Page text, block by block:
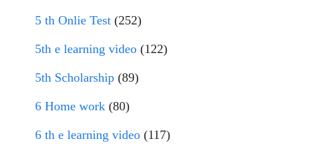
5 th Onlie Test (252)
5th e learning video (122)
5th Scholarship (89)
6 Home work (80)
6 th e learning video (117)